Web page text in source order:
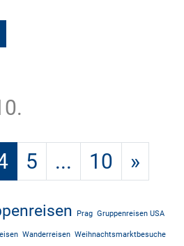
5 ... 10 »
Prag Gruppenreisen USA
Wanderreisen Weihnachtsmarktbesuche